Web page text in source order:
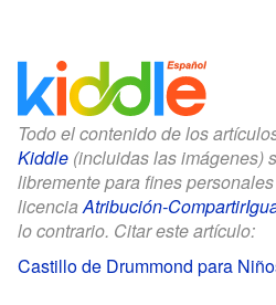
Todo el contenido de los
Kiddle (incluidas las imágenes)
libremente para fines
licenciaAtribución-
lo contrario. Citar este artículo:
Castillo de Drummond para